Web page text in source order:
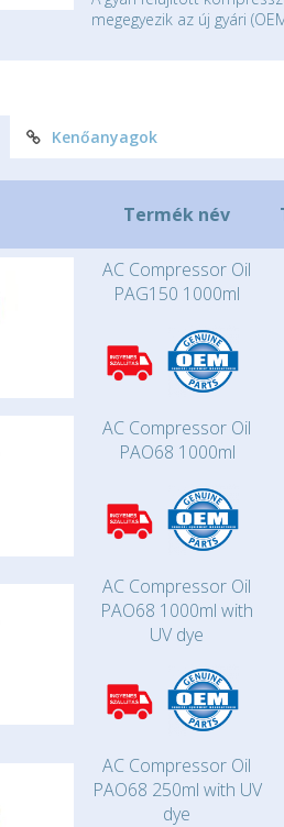
megegyezik az új gyári
Kenőanyagok
Termék név
AC Compressor Oil
PAG150 1000ml
AC Compressor Oil
PAO68 1000ml
AC Compressor Oil
PAO68 1000ml with
UV dye
AC Compressor Oil
PAO68 250ml with UV
dye